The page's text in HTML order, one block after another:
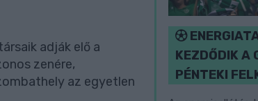
adják elő a
zenére,
az egyetlen
KEZDŐDIK A
PÉNTEKI